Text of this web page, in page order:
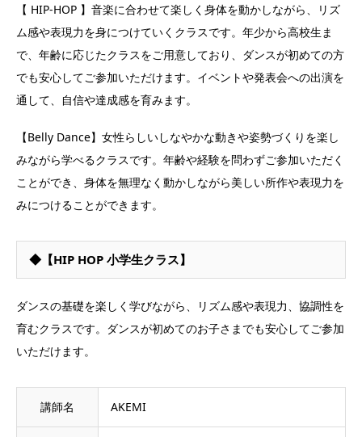
【 HIP-HOP 】音楽に合わせて楽しく身体を動かしながら、リズ
ム感や表現力を身につけていくクラスです。年少から高校生ま
で、年齢に応じたクラスをご用意しており、ダンスが初めての方
でも安心してご参加いただけます。イベントや発表会への出演を
通して、自信や達成感を育みます。
【Belly Dance】女性らしいしなやかな動きや姿勢づくりを楽し
みながら学べるクラスです。年齢や経験を問わずご参加いただく
ことができ、身体を無理なく動かしながら美しい所作や表現力を
みにつけることができます。
◆【HIP HOP 小学生クラス】
ダンスの基礎を楽しく学びながら、リズム感や表現力、協調性を
育むクラスです。ダンスが初めてのお子さまでも安心してご参加
いただけます。
講師名 AKEMI